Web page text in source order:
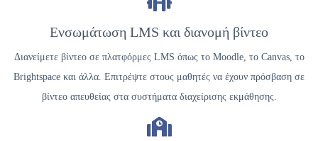
Ενσωμάτωση LMS και διανομή βίντεο
Διανείμετε βίντεο σε πλατφόρμες LMS όπως το Moodle, το Canvas, το
Brightspace και άλλα. Επιτρέψτε στους μαθητές να έχουν πρόσβαση σε
βίντεο απευθείας στα συστήματα διαχείρισης εκμάθησης.